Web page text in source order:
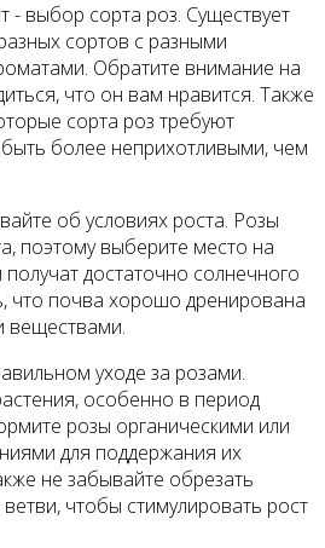
выбор сорта роз. Существует
сортов с разными
Обратите внимание на
что он вам нравится. Также
сорта роз требуют
более неприхотливыми, чем
об условиях роста. Розы
поэтому выберите место на
достаточно солнечного
что почва хорошо дренирована
веществами.
уходе за розами.
особенно в период
розы органическими или
для поддержания их
не забывайте обрезать
чтобы стимулировать рост